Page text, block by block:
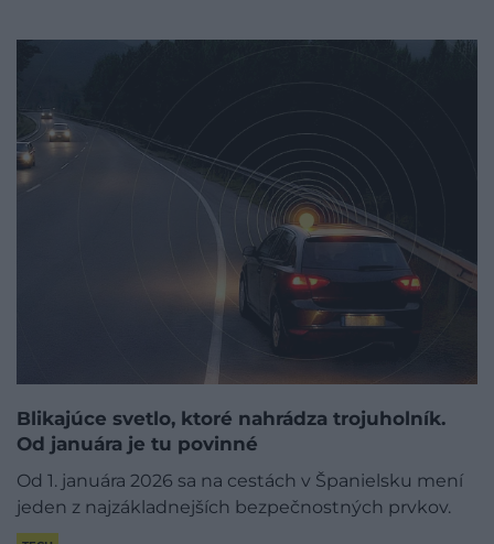
Blikajúce svetlo, ktoré nahrádza trojuholník.
Od januára je tu povinné
Od 1. januára 2026 sa na cestách v Španielsku mení
jeden z najzákladnejších bezpečnostných prvkov.